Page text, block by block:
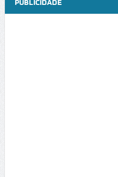
PUBLICIDADE